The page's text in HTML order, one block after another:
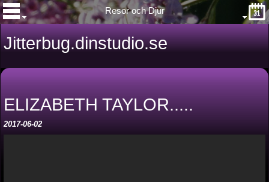
Jitterbug.dinstudio.se
Resor och Djur
ELIZABETH TAYLOR.....
2017-06-02